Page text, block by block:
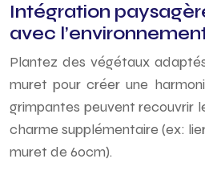
Intégration
avec
Plantez des végétaux
muret pour créer une
grimpantes peuvent recouvrir
charme supplémentaire (ex:
muret de 60cm).